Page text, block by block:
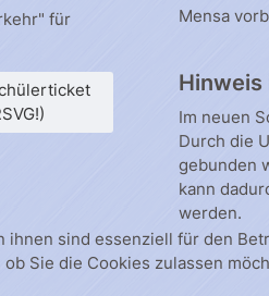
für
Mensa
Hinweis
Im neuen
Durch die
gebunden
kann
werden.
ihnen sind essenziell für den
Sie die Cookies zulassen